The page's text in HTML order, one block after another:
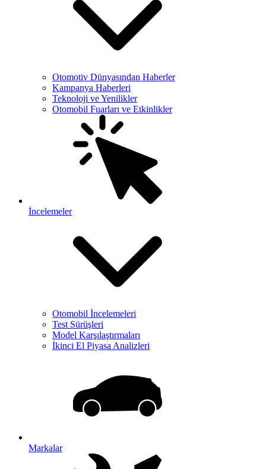
Otomotiv Dünyasından Haberler
Kampanya Haberleri
Teknoloji ve Yenilikler
Otomobil Fuarları ve Etkinlikler
İncelemeler
Otomobil İncelemeleri
Test Sürüşleri
Model Karşılaştırmaları
İkinci El Piyasa Analizleri
Markalar